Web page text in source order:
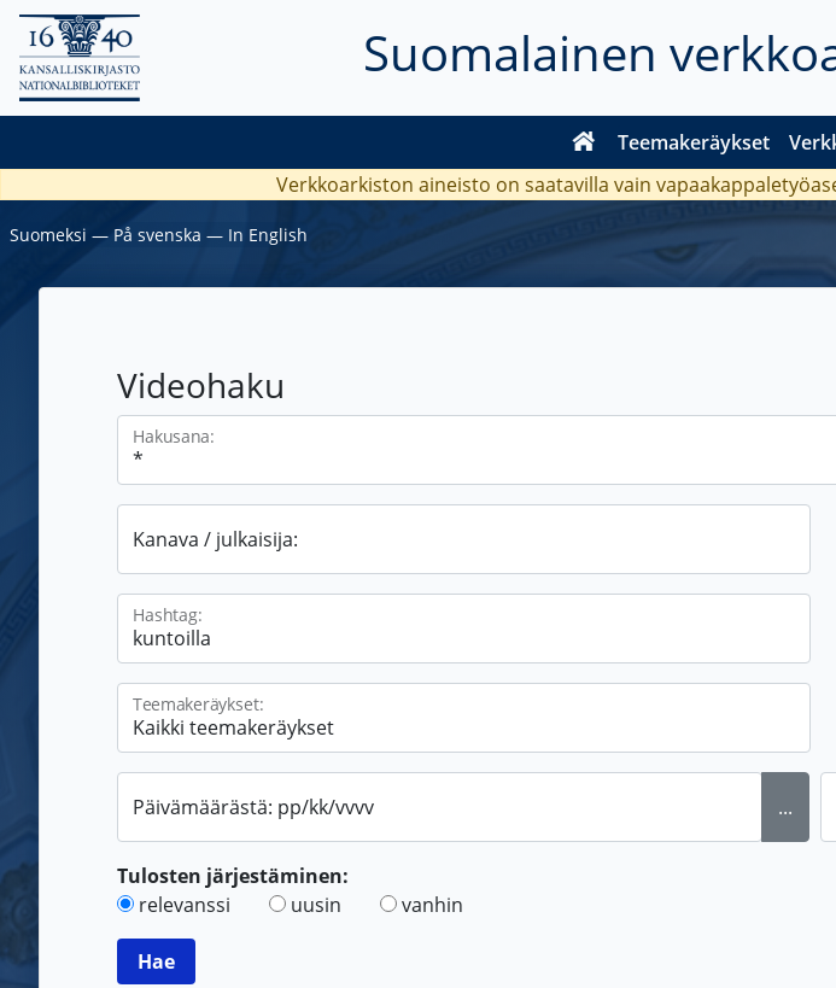
Suomalainen
Teemakeräykset
Verkkoarkiston aineisto on saatavilla vain
Suomeksi ― På svenska ― In English
Videohaku
Hakusana:
Kanava / julkaisija:
Hashtag:
Teemakeräykset:
Päivämäärästä: pp/kk/vvvv ...
Tulosten järjestäminen:
relevanssi
uusin vanhin